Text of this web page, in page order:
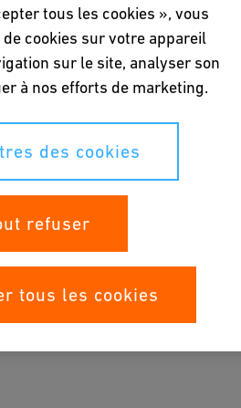
et la confiance, est la preuve non
de sa résistance chimique et de ses
mais également de son succès
polyvalentes.
tous les cookies », vous
cookies sur votre appareil
sur le site, analyser son
à nos efforts de marketing.
des cookies
refuser
tous les cookies